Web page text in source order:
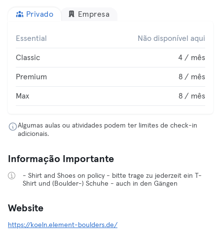
Privado Empresa
Essential Não disponível aqui
Classic 4 / mês
Premium 8 / mês
Max 8 / mês
Algumas aulas ou atividades podem ter limites de check-in
adicionais.
Informação Importante
- Shirt and Shoes on policy - bitte trage zu jederzeit ein T-
Shirt und (Boulder-) Schuhe - auch in den Gängen
Website
https://koeln.element-boulders.de/